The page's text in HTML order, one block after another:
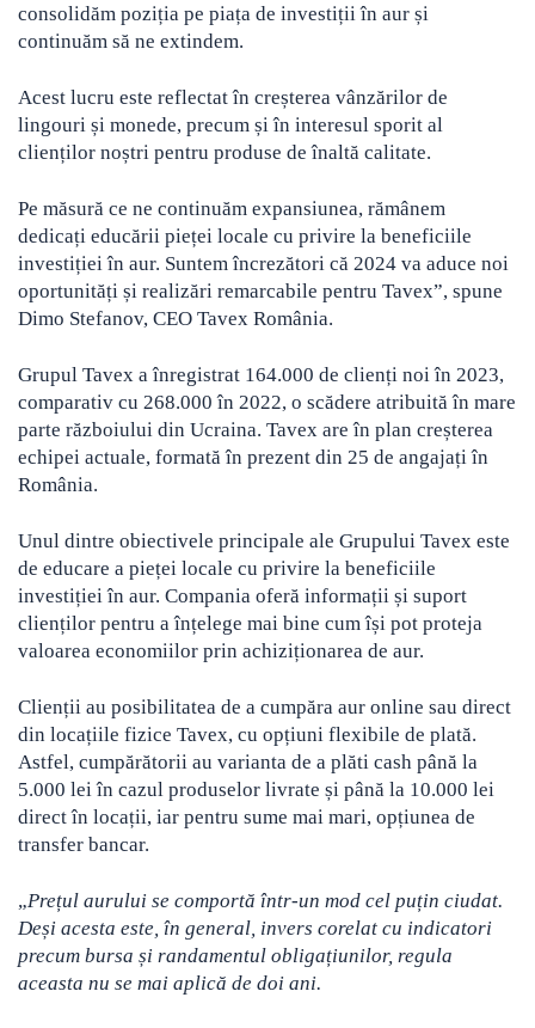
consolidăm poziția pe piața de investiții în aur și
continuăm să ne extindem.
Acest lucru este reflectat în creșterea vânzărilor de
lingouri și monede, precum și în interesul sporit al
clienților noștri pentru produse de înaltă calitate.
Pe măsură ce ne continuăm expansiunea, rămânem
dedicați educării pieței locale cu privire la beneficiile
investiției în aur. Suntem încrezători că 2024 va aduce noi
oportunități și realizări remarcabile pentru Tavex”, spune
Dimo Stefanov, CEO Tavex România.
Grupul Tavex a înregistrat 164.000 de clienți noi în 2023,
comparativ cu 268.000 în 2022, o scădere atribuită în mare
parte războiului din Ucraina. Tavex are în plan creșterea
echipei actuale, formată în prezent din 25 de angajați în
România.
Unul dintre obiectivele principale ale Grupului Tavex este
de educare a pieței locale cu privire la beneficiile
investiției în aur. Compania oferă informații și suport
clienților pentru a înțelege mai bine cum își pot proteja
valoarea economiilor prin achiziționarea de aur.
Clienții au posibilitatea de a cumpăra aur online sau direct
din locațiile fizice Tavex, cu opțiuni flexibile de plată.
Astfel, cumpărătorii au varianta de a plăti cash până la
5.000 lei în cazul produselor livrate și până la 10.000 lei
direct în locații, iar pentru sume mai mari, opțiunea de
transfer bancar.
„Prețul aurului se comportă într-un mod cel puțin ciudat.
Deși acesta este, în general, invers corelat cu indicatori
precum bursa și randamentul obligațiunilor, regula
aceasta nu se mai aplică de doi ani.